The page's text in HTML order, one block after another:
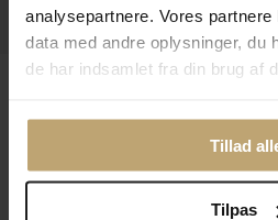
analysepartnere. Vores
data med andre oplysninger, du
de har indsamlet fra din brug af
Tillad
Tilpas
Praktiske Sider
Leveringsmuligheder
Betalingsmuligheder